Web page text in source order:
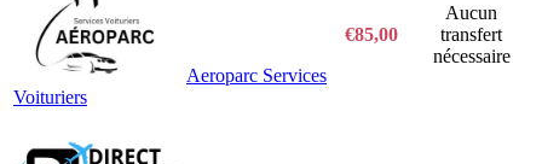
Aeroparc Services
Voituriers
€85,00
Aucun
transfert
nécessaire